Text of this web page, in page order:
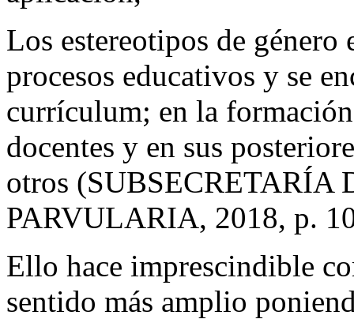
Los estereotipos de
procesos educativos y se
currículum; en la
docentes y en sus
otros (SUBSECRETARÍA
PARVULARIA, 2018, p.
Ello hace imprescindible
sentido más amplio